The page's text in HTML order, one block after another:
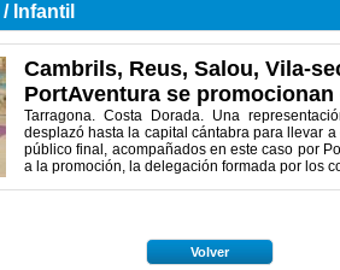
Infantil
Cambrils, Reus, Salou, Vila-
PortAventura se promocionan
Tarragona. Costa Dorada. Una
desplazó hasta la capital cántabra para llevar
público final, acompañados en este caso por
a la promoción, la delegación formada por los
Volver